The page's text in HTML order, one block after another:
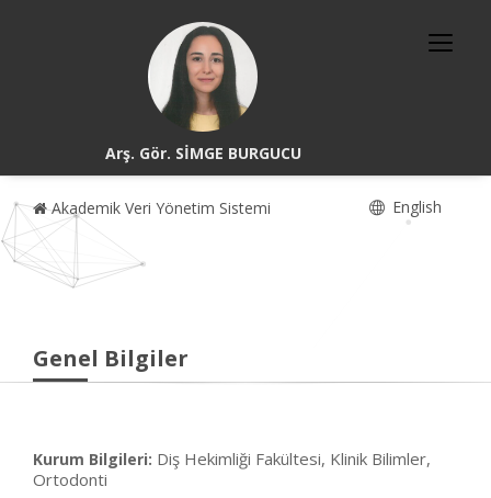
Arş. Gör. SİMGE BURGUCU
Akademik Veri Yönetim Sistemi English
Genel Bilgiler
Kurum Bilgileri: Diş Hekimliği Fakültesi, Klinik Bilimler,
Ortodonti